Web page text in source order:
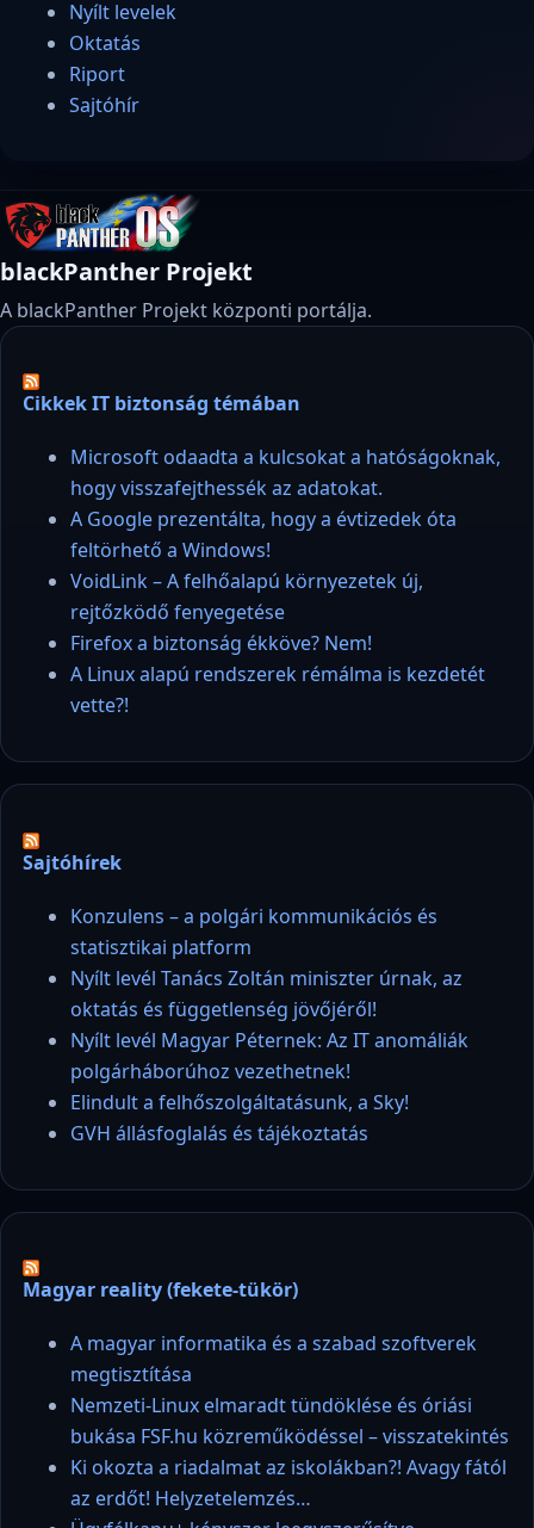
Nyílt levelek
Oktatás
Riport
Sajtóhír
blackPanther Projekt
A blackPanther Projekt központi portálja.
Cikkek IT biztonság témában
Microsoft odaadta a kulcsokat a hatóságoknak,
hogy visszafejthessék az adatokat.
A Google prezentálta, hogy a évtizedek óta
feltörhető a Windows!
VoidLink – A felhőalapú környezetek új,
rejtőzködő fenyegetése
Firefox a biztonság ékköve? Nem!
A Linux alapú rendszerek rémálma is kezdetét
vette?!
Sajtóhírek
Konzulens – a polgári kommunikációs és
statisztikai platform
Nyílt levél Tanács Zoltán miniszter úrnak, az
oktatás és függetlenség jövőjéről!
Nyílt levél Magyar Péternek: Az IT anomáliák
polgárháborúhoz vezethetnek!
Elindult a felhőszolgáltatásunk, a Sky!
GVH állásfoglalás és tájékoztatás
Magyar reality (fekete-tükör)
A magyar informatika és a szabad szoftverek
megtisztítása
Nemzeti-Linux elmaradt tündöklése és óriási
bukása FSF.hu közreműködéssel – visszatekintés
Ki okozta a riadalmat az iskolákban?! Avagy fától
az erdőt! Helyzetelemzés…